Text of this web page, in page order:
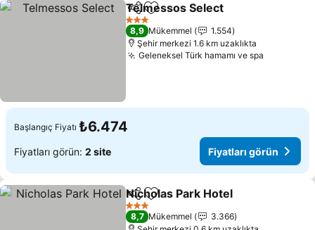
PaylaşFavorilerime ekle
Telmessos Select
3 Yıldız
8,9 Mükemmel
1.554
Şehir merkezi 1.6 km uzaklıkta
Geleneksel Türk hamamı ve spa
Başlangıç Fiyatı ₺6.474
Fiyatları görün: 2 site Fiyatları görün
PaylaşFavorilerime ekle
Nicholas Park Hotel
3 Yıldız
8,7 Mükemmel
3.366